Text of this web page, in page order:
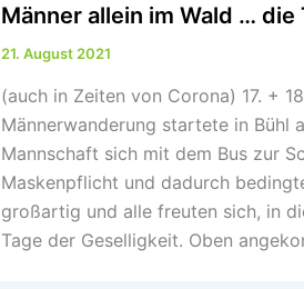
Männer allein im Wald …
21. August 2021
(auch in Zeiten von Corona) 17. +
Männerwanderung startete in Bühl
Mannschaft sich mit dem Bus zur
Maskenpflicht und dadurch
großartig und alle freuten sich, in
Tage der Geselligkeit. Oben